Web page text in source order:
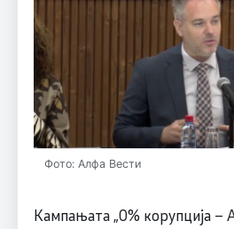
Фото: Алфа Вести
Кампањата „0% корупција –